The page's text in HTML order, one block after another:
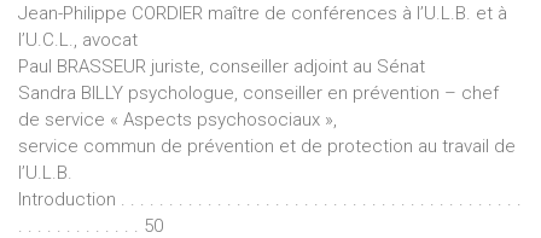
Jean-Philippe CORDIER maître de conférences à l’U.L.B. et à
l’U.C.L., avocat
Paul BRASSEUR juriste, conseiller adjoint au Sénat
Sandra BILLY psychologue, conseiller en prévention – chef
de service « Aspects psychosociaux »,
service commun de prévention et de protection au travail de
l’U.L.B.
Introduction . . . . . . . . . . . . . . . . . . . . . . . . . . . . . . . . . . . . . . . . . .
. . . . . . . . . . . . . 50